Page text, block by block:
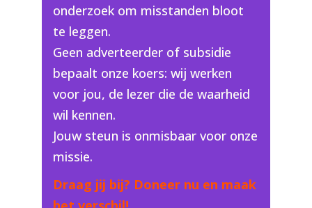
onderzoek om misstanden bloot
te leggen.
Geen adverteerder of subsidie
bepaalt onze koers: wij werken
voor jou, de lezer die de waarheid
wil kennen.
Jouw steun is onmisbaar voor onze
missie.
Draag jij bij? Doneer nu en maak